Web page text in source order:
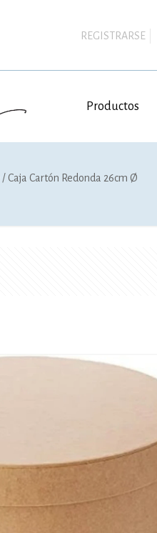
REGISTRARSE
Productos
/ Caja Cartón Redonda 26cm Ø